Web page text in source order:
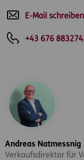
E-Mail schreiben
+43 676
Andreas Natmessnig
Verkaufsdirektor für